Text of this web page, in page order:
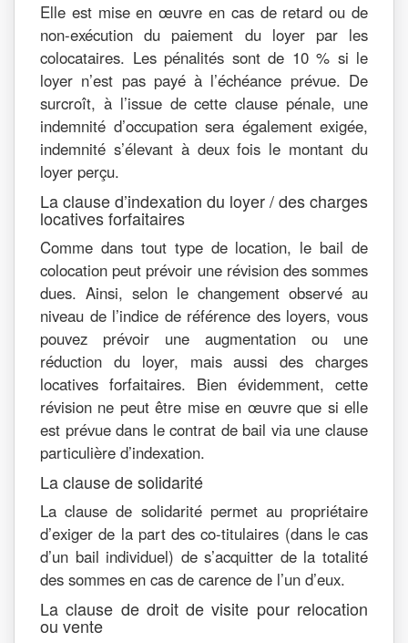
Elle est mise en œuvre en cas de retard ou de
non-exécution du paiement du loyer par les
colocataires. Les pénalités sont de 10 % si le
loyer n’est pas payé à l’échéance prévue. De
surcroît, à l’issue de cette clause pénale, une
indemnité d’occupation sera également exigée,
indemnité s’élevant à deux fois le montant du
loyer perçu.
La clause d’indexation du loyer / des charges
locatives forfaitaires
Comme dans tout type de location, le bail de
colocation peut prévoir une révision des sommes
dues. Ainsi, selon le changement observé au
niveau de l’indice de référence des loyers, vous
pouvez prévoir une augmentation ou une
réduction du loyer, mais aussi des charges
locatives forfaitaires. Bien évidemment, cette
révision ne peut être mise en œuvre que si elle
est prévue dans le contrat de bail via une clause
particulière d’indexation.
La clause de solidarité
La clause de solidarité permet au propriétaire
d’exiger de la part des co-titulaires (dans le cas
d’un bail individuel) de s’acquitter de la totalité
des sommes en cas de carence de l’un d’eux.
La clause de droit de visite pour relocation
ou vente